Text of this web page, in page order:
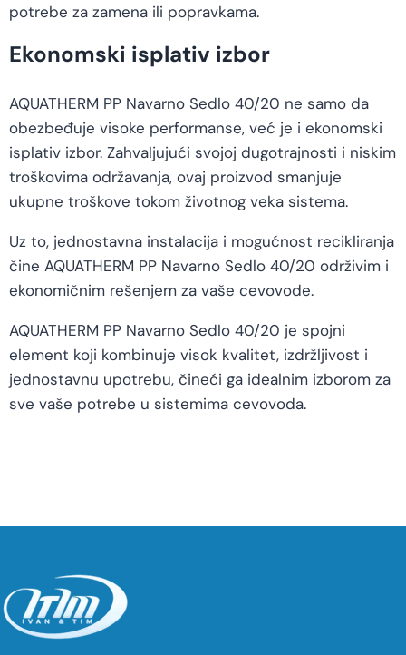
potrebe za zamena ili popravkama.
Ekonomski isplativ izbor
AQUATHERM PP Navarno Sedlo 40/20 ne samo da
obezbeđuje visoke performanse, već je i ekonomski
isplativ izbor. Zahvaljujući svojoj dugotrajnosti i niskim
troškovima održavanja, ovaj proizvod smanjuje
ukupne troškove tokom životnog veka sistema.
Uz to, jednostavna instalacija i mogućnost recikliranja
čine AQUATHERM PP Navarno Sedlo 40/20 održivim i
ekonomičnim rešenjem za vaše cevovode.
AQUATHERM PP Navarno Sedlo 40/20 je spojni
element koji kombinuje visok kvalitet, izdržljivost i
jednostavnu upotrebu, čineći ga idealnim izborom za
sve vaše potrebe u sistemima cevovoda.